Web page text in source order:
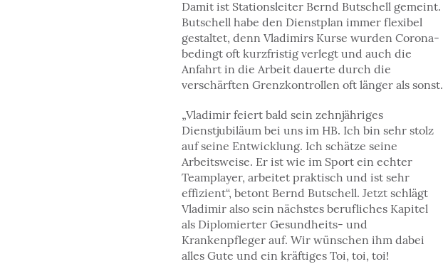
Damit ist Stationsleiter Bernd Butschell gemeint.
Butschell habe den Dienstplan immer flexibel
gestaltet, denn Vladimirs Kurse wurden Corona-
bedingt oft kurzfristig verlegt und auch die
Anfahrt in die Arbeit dauerte durch die
verschärften Grenzkontrollen oft länger als sonst.
„Vladimir feiert bald sein zehnjähriges
Dienstjubiläum bei uns im HB. Ich bin sehr stolz
auf seine Entwicklung. Ich schätze seine
Arbeitsweise. Er ist wie im Sport ein echter
Teamplayer, arbeitet praktisch und ist sehr
effizient“, betont​ Bernd Butschell. Jetzt schlägt
Vladimir also sein nächstes berufliches Kapitel
als Diplomierter Gesundheits- und
Krankenpfleger auf. Wir wünschen ihm dabei
alles Gute und ein kräftiges Toi, toi, toi! ​